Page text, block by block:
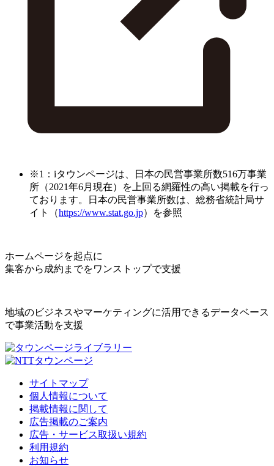
※1：iタウンページは、日本の民営事業所数516万事業
所（2021年6月現在）を上回る網羅性の高い掲載を行っ
ております。日本の民営事業所数は、総務省統計局サ
イト（https://www.stat.go.jp）を参照
ホームページを起点に
集客から成約までをワンストップで支援
地域のビジネスやマーケティングに活用できるデータベース
で事業活動を支援
サイトマップ
個人情報について
掲載情報に関して
広告掲載のご案内
広告・サービス取扱い規約
利用規約
お知らせ